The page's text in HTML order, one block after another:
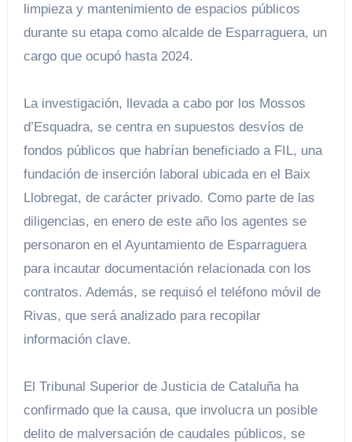
limpieza y mantenimiento de espacios públicos
durante su etapa como alcalde de Esparraguera, un
cargo que ocupó hasta 2024.
La investigación, llevada a cabo por los Mossos
d’Esquadra, se centra en supuestos desvíos de
fondos públicos que habrían beneficiado a FIL, una
fundación de inserción laboral ubicada en el Baix
Llobregat, de carácter privado. Como parte de las
diligencias, en enero de este año los agentes se
personaron en el Ayuntamiento de Esparraguera
para incautar documentación relacionada con los
contratos. Además, se requisó el teléfono móvil de
Rivas, que será analizado para recopilar
información clave.
El Tribunal Superior de Justicia de Cataluña ha
confirmado que la causa, que involucra un posible
delito de malversación de caudales públicos, se